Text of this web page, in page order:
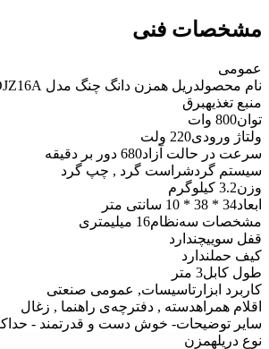
مشخصات فنی
عمومی
نام محصولدریل همزن دانگ چنگ مدل DJZ16A
منبع تغذیهبرق
توان800 وات
ولتاژ ورودی220 ولت
سرعت در حالت آزاد680 دور بر دقیقه
سیستم گردشراست گرد , چپ گرد
وزن3.2 کیلوگرم
ابعاد34 * 38 * 10 سانتی متر
مشخصات سه‌نظام16 میلیمتری
قفل سوییچندارد
کیف حملندارد
طول کابل3 متر
کاربرد ابزار تاسیسات, عمومی صنعتی
اقلام همراهدسته , دفترچه‌ی راهنما , زغال
سایر توضیحات- خوش دست و قدرتمند - حداکثر قطر سوراخکاری در چوب:
نوع دریلهمزن